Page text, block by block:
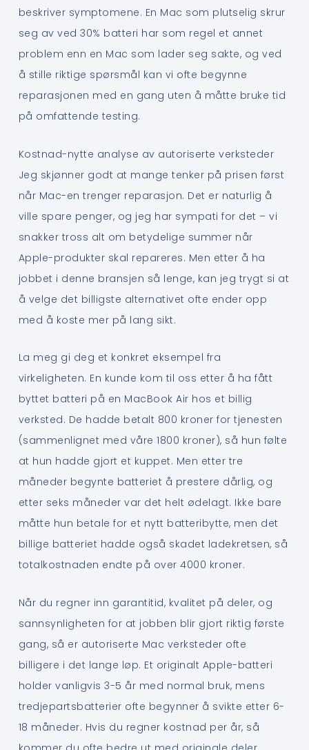
beskriver symptomene. En Mac som plutselig skrur
seg av ved 30% batteri har som regel et annet
problem enn en Mac som lader seg sakte, og ved
å stille riktige spørsmål kan vi ofte begynne
reparasjonen med en gang uten å måtte bruke tid
på omfattende testing.
Kostnad-nytte analyse av autoriserte verksteder
Jeg skjønner godt at mange tenker på prisen først
når Mac-en trenger reparasjon. Det er naturlig å
ville spare penger, og jeg har sympati for det – vi
snakker tross alt om betydelige summer når
Apple-produkter skal repareres. Men etter å ha
jobbet i denne bransjen så lenge, kan jeg trygt si at
å velge det billigste alternativet ofte ender opp
med å koste mer på lang sikt.
La meg gi deg et konkret eksempel fra
virkeligheten. En kunde kom til oss etter å ha fått
byttet batteri på en MacBook Air hos et billig
verksted. De hadde betalt 800 kroner for tjenesten
(sammenlignet med våre 1800 kroner), så hun følte
at hun hadde gjort et kuppet. Men etter tre
måneder begynte batteriet å prestere dårlig, og
etter seks måneder var det helt ødelagt. Ikke bare
måtte hun betale for et nytt batteribytte, men det
billige batteriet hadde også skadet ladekretsen, så
totalkostnaden endte på over 4000 kroner.
Når du regner inn garantitid, kvalitet på deler, og
sannsynligheten for at jobben blir gjort riktig første
gang, så er autoriserte Mac verksteder ofte
billigere i det lange løp. Et originalt Apple-batteri
holder vanligvis 3-5 år med normal bruk, mens
tredjepartsbatterier ofte begynner å svikte etter 6-
18 måneder. Hvis du regner kostnad per år, så